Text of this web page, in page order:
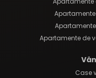
Apartamente de
Case